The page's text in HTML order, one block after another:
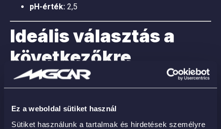
Ez a weboldal sütiket használ
Sütiket használunk a tartalmak és hirdetések személyre
pH-érték: 2,5
Ideális választás a
következőkre
Teljesvizes nélküli